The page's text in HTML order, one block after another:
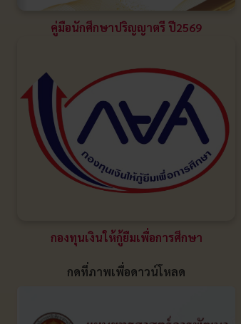
คู่มือนักศึกษาปริญญาตรี ปี2569
กองทุนเงินให้กู้ยืมเพื่อการศึกษา
กดที่ภาพเพื่อดาวน์โหลด